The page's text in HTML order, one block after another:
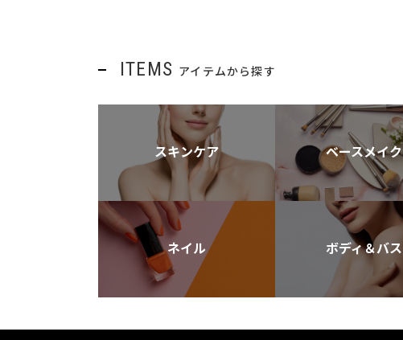
ITEMS アイテムから探す
スキンケア ベースメイク
ネイル ボディ＆バス